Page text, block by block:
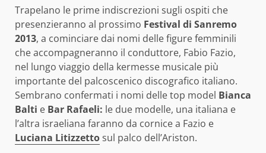
Trapelano le prime indiscrezioni sugli ospiti che
presenzieranno al prossimo Festival di Sanremo
2013, a cominciare dai nomi delle figure femminili
che accompagneranno il conduttore, Fabio Fazio,
nel lungo viaggio della kermesse musicale più
importante del palcoscenico discografico italiano.
Sembrano confermati i nomi delle top model Bianca
Balti e Bar Rafaeli: le due modelle, una italiana e
l’altra israeliana faranno da cornice a Fazio e
Luciana Litizzettosul palco dell’Ariston.